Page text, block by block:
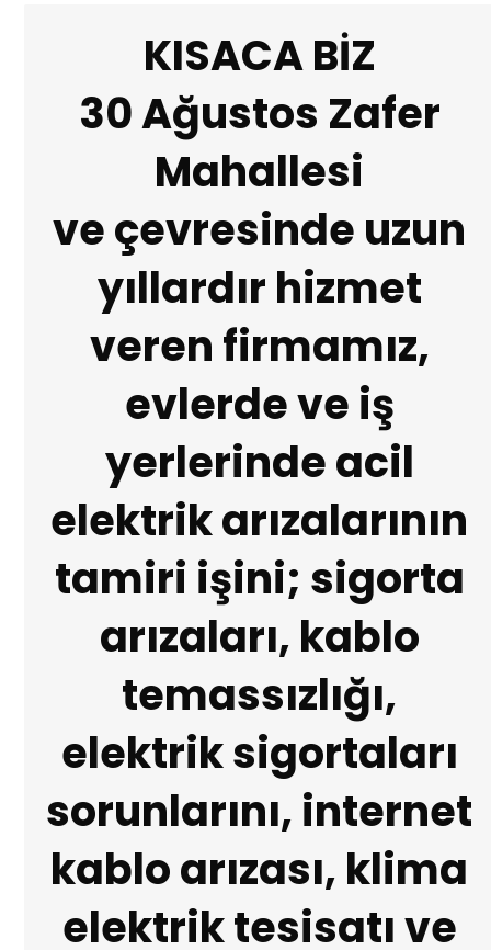
KISACA BİZ
30 Ağustos Zafer
Mahallesi
ve çevresinde uzun
yıllardır hizmet
veren firmamız,
evlerde ve iş
yerlerinde acil
elektrik arızalarının
tamiri işini; sigorta
arızaları, kablo
temassızlığı,
elektrik sigortaları
sorunlarını, internet
kablo arızası, klima
elektrik tesisatı ve